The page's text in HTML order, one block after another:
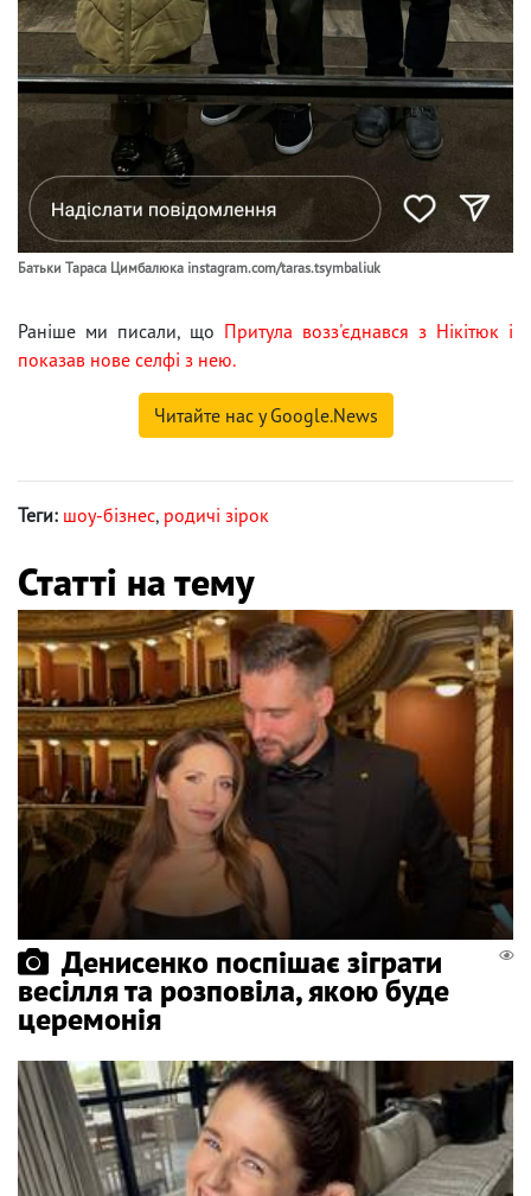
Батьки Тараса Цимбалюка instagram.com/taras.tsymbaliuk
Раніше ми писали, що Притула возз'єднався з Нікітюк і
показав нове селфі з нею.
Читайте нас у Google.News
Теги: шоу-бізнес, родичі зірок
Статті на тему
Денисенко поспішає зіграти
весілля та розповіла, якою буде
церемонія